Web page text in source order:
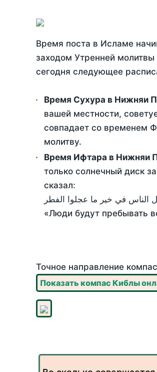
Время поста в Исламе
заходом Утренней
сегодня следующее
Время Сухура в Нижняи
вашей местности,
совпадает со временем
молитву.
Время Ифтара в Нижняи
только солнечный диск
сказал:
الناس في خير ما عجلوا الفطر
«Люди будут пребывать
Точное направление
Показать компас Киблы